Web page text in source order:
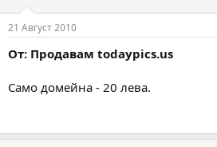
21 Август 2010
От: Продавам todaypics.us
Само домейна - 20 лева.